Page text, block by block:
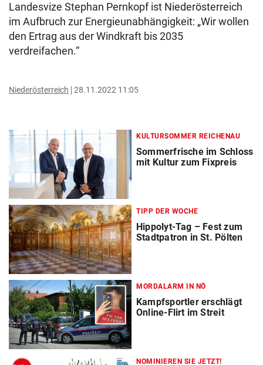
Landesvize Stephan Pernkopf ist Niederösterreich
im Aufbruch zur Energieunabhängigkeit: „Wir wollen
den Ertrag aus der Windkraft bis 2035
verdreifachen.“
Niederösterreich 28.11.2022 11:05
KULTURSOMMER REICHENAU
Sommerfrische im Schloss
mit Kultur zum Fixpreis
TIPP DER WOCHE
Hippolyt-Tag – Fest zum
Stadtpatron in St. Pölten
MORDALARM IN NÖ
Kampfsportler erschlägt
Online-Flirt im Streit
NOMINIEREN SIE JETZT!